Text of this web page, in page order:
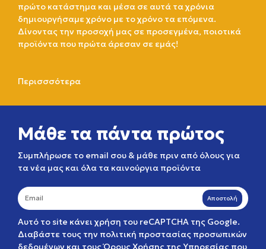
πρώτο κατάστημα και μέσα σε αυτά τα χρόνια
δημιουργήσαμε χρόνο με το χρόνο τα επόμενα.
Δίνοντας την προσοχή μας σε προσεγμένα, ποιοτικά
προϊόντα που πρώτα άρεσαν σε εμάς!
Περισσσότερα
Μάθε τα πάντα πρώτος
Συμπλήρωσε το email σου & μάθε πριν από όλους για
τα νέα μας και όλα τα καινούργια προϊόντα
Αποστολή
Αυτό το site κάνει χρήση του reCAPTCHA της Google.
Διαβάστε τους την πολιτική προστασίας προσωπικών
δεδομένων και τουςΌρους Χρήσης της Υπηρεσίας που